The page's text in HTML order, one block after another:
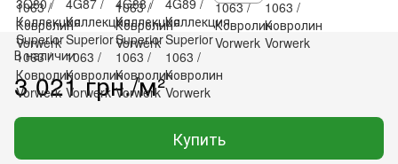
В наличии
3 021 грн./м²
Купить